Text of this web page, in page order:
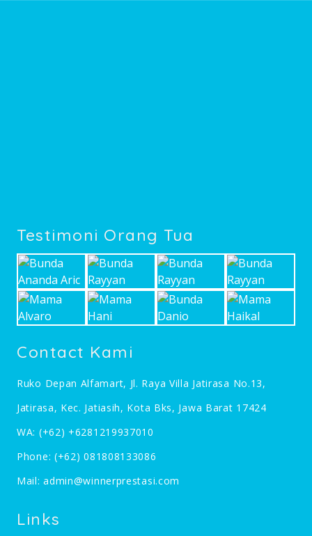
Testimoni Orang Tua
Contact Kami
Ruko Depan Alfamart, Jl. Raya Villa Jatirasa No.13,
Jatirasa, Kec. Jatiasih, Kota Bks, Jawa Barat 17424
WA: (+62) +6281219937010
Phone: (+62) 081808133086
Mail:admin@winnerprestasi.com
Links